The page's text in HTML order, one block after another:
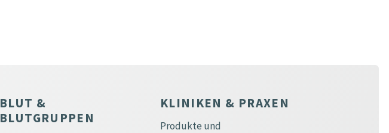
BLUT &
BLUTGRUPPEN
KLINIKEN & PRAXEN
Produkte und